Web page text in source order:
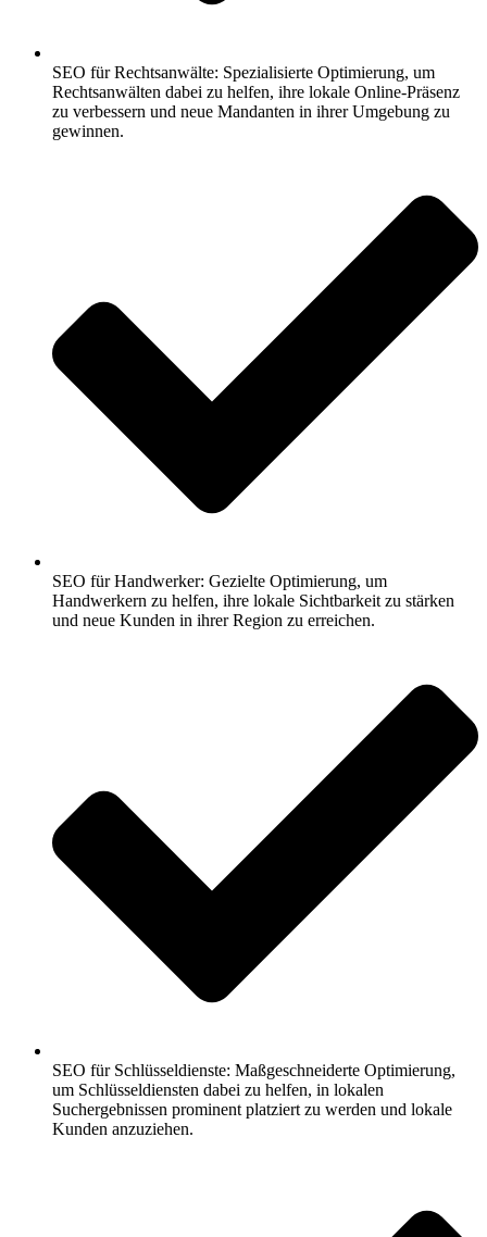
SEO für Rechtsanwälte: Spezialisierte Optimierung, um
Rechtsanwälten dabei zu helfen, ihre lokale Online-Präsenz
zu verbessern und neue Mandanten in ihrer Umgebung zu
gewinnen.
SEO für Handwerker: Gezielte Optimierung, um
Handwerkern zu helfen, ihre lokale Sichtbarkeit zu stärken
und neue Kunden in ihrer Region zu erreichen.
SEO für Schlüsseldienste: Maßgeschneiderte Optimierung,
um Schlüsseldiensten dabei zu helfen, in lokalen
Suchergebnissen prominent platziert zu werden und lokale
Kunden anzuziehen.